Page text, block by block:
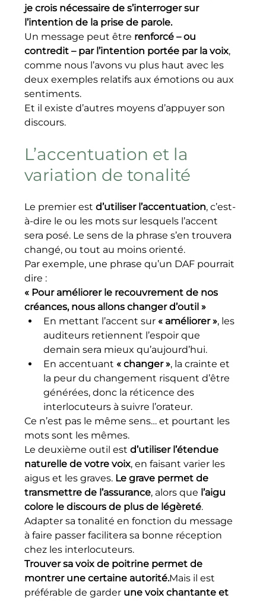
je crois nécessaire de s’interroger sur
l’intention de la prise de parole.
Un message peut être renforcé – ou
contredit – par l’intention portée par la voix,
comme nous l’avons vu plus haut avec les
deux exemples relatifs aux émotions ou aux
sentiments.
Et il existe d’autres moyens d’appuyer son
discours.
L’accentuation et la
variation de tonalité
Le premier est d’utiliser l’accentuation, c’est-
à-dire le ou les mots sur lesquels l’accent
sera posé. Le sens de la phrase s’en trouvera
changé, ou tout au moins orienté.
Par exemple, une phrase qu’un DAF pourrait
dire :
« Pour améliorer le recouvrement de nos
créances, nous allons changer d’outil »
En mettant l’accent sur « améliorer », les
auditeurs retiennent l’espoir que
demain sera mieux qu’aujourd’hui.
En accentuant « changer », la crainte et
la peur du changement risquent d’être
générées, donc la réticence des
interlocuteurs à suivre l’orateur.
Ce n’est pas le même sens… et pourtant les
mots sont les mêmes.
Le deuxième outil est d’utiliser l’étendue
naturelle de votre voix, en faisant varier les
aigus et les graves. Le grave permet de
transmettre de l’assurance, alors que l’aigu
colore le discours de plus de légèreté.
Adapter sa tonalité en fonction du message
à faire passer facilitera sa bonne réception
chez les interlocuteurs.
Trouver sa voix de poitrine permet de
montrer une certaine autorité.Mais il est
préférable de garder une voix chantante et